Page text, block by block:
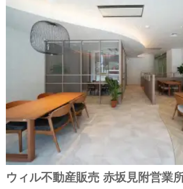
ウィル不動産販売 赤坂見附営業